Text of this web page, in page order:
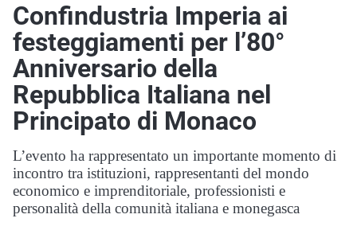
Confindustria Imperia ai
festeggiamenti per l’80°
Anniversario della
Repubblica Italiana nel
Principato di Monaco
L’evento ha rappresentato un importante momento di
incontro tra istituzioni, rappresentanti del mondo
economico e imprenditoriale, professionisti e
personalità della comunità italiana e monegasca